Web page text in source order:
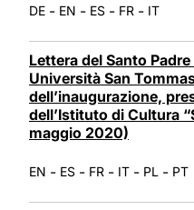
DE - EN - ES - FR - IT
Lettera del Santo
Università San
dell’inaugurazione,
dell’Istituto di Cultura
maggio 2020)
EN - ES - FR - IT - PL - PT